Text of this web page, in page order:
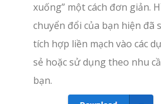
xuống” một cách đơn giản.
chuyển đổi của bạn hiện đã
tích hợp liền mạch vào các
sẻ hoặc sử dụng theo nhu
bạn.